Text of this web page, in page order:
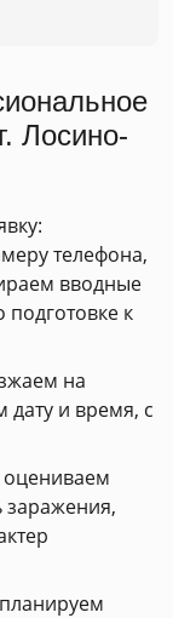
Лосино-
телефона,
вводные
к
на
дату и время, с
заражения,